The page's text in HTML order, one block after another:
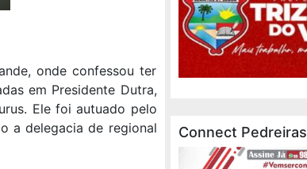
onde confessou ter
em Presidente Dutra,
Ele foi autuado pelo
a delegacia de regional
Connect Pedreiras